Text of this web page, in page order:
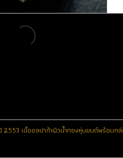
เนื้ออลปาก้าผิวน้ำทองหุ่นยนต์พร้อมก